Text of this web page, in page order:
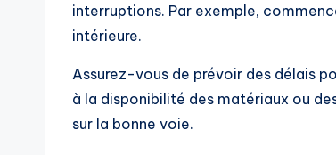
interruptions. Par exemple,
intérieure.
Assurez-vous de prévoir des délais
à la disponibilité des matériaux ou
sur la bonne voie.